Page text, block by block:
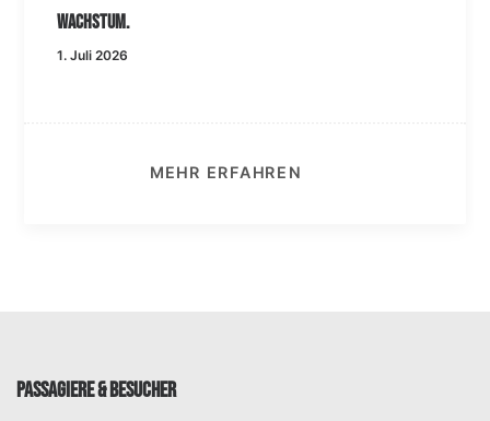
Wachstum.
1. Juli 2026
MEHR ERFAHREN
PASSAGIERE & BESUCHER